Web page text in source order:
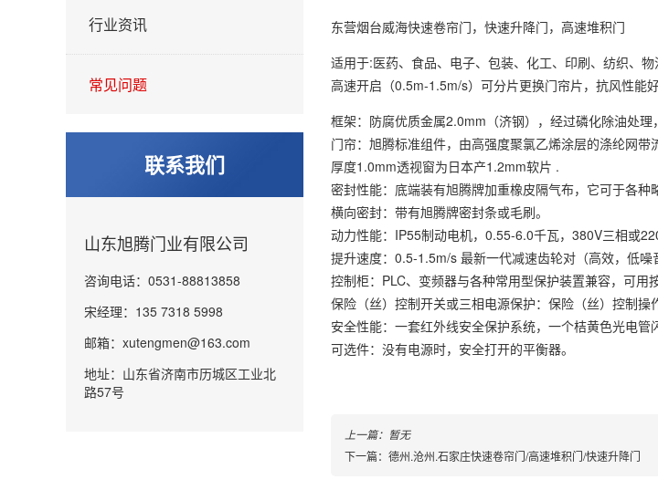
行业资讯
常见问题
联系我们
山东旭腾门业有限公司
咨询电话：0531-88813858
宋经理：135 7318 5998
邮箱：xutengmen@163.com
地址：山东省济南市历城区工业北
路57号
东营烟台威海快速卷帘门，快速升降门，高速堆积门
适用于:医药、食品、电子、包装、化工、印刷、纺织、物
高速开启（0.5m-1.5m/s）可分片更换门帘片，抗风性能
框架：防腐优质金属2.0mm（济钢），经过磷化除油处理
门帘：旭腾标准组件，由高强度聚氯乙烯涂层的涤纶网带
厚度1.0mm透视窗为日本产
密封性能：底端装有旭腾牌加重橡皮隔气布，它可于各种
横向密封：带有旭腾牌密封条或毛刷。
动力性能：IP55制动电机，0.55-6.0千瓦，380V三相或
提升速度：0.5-1.5m/s 最新一代减速齿轮对（高效，低噪
控制柜：PLC、变频器与各种常用型保护装置兼容，可用
保险（丝）控制开关或三相电源保护：保险（丝）控制操
安全性能：一套红外线安全保护系统，一个桔黄色光电管
可选件：没有电源时，安全打开的平衡器。
上一篇：暂无
下一篇：德州.沧州.石家庄快速卷帘门/高速堆积门/快速升降门